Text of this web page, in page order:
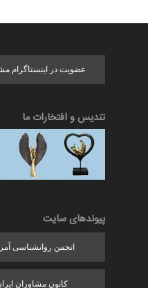
عضویت در اینستاگرام
تندیس و افتخارات ما
پیوندهای سایت
انجمن روانشناسی
کانون مشاوران